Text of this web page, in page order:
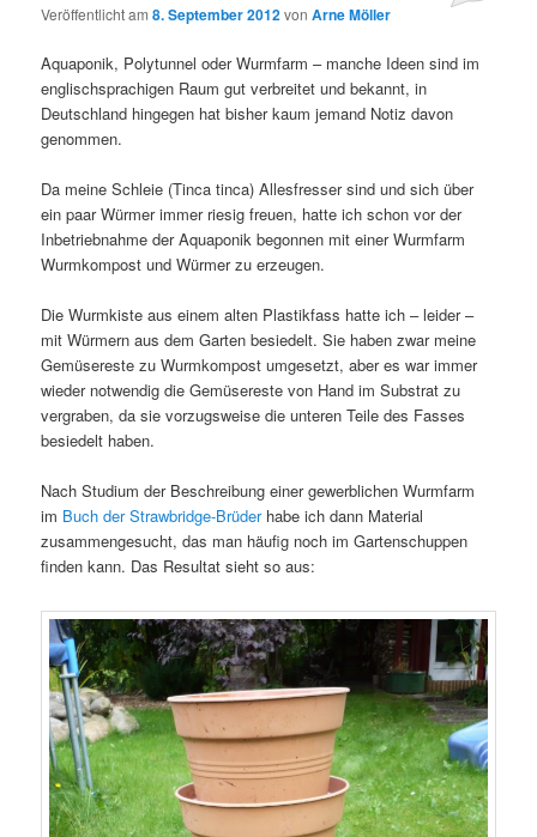
Veröffentlicht am8. September 2012vonArne Möller
Aquaponik, Polytunnel oder Wurmfarm – manche Ideen sind im
englischsprachigen Raum gut verbreitet und bekannt, in
Deutschland hingegen hat bisher kaum jemand Notiz davon
genommen.
Da meine Schleie (Tinca tinca) Allesfresser sind und sich über
ein paar Würmer immer riesig freuen, hatte ich schon vor der
Inbetriebnahme der Aquaponik begonnen mit einer Wurmfarm
Wurmkompost und Würmer zu erzeugen.
Die Wurmkiste aus einem alten Plastikfass hatte ich – leider –
mit Würmern aus dem Garten besiedelt. Sie haben zwar meine
Gemüsereste zu Wurmkompost umgesetzt, aber es war immer
wieder notwendig die Gemüsereste von Hand im Substrat zu
vergraben, da sie vorzugsweise die unteren Teile des Fasses
besiedelt haben.
Nach Studium der Beschreibung einer gewerblichen Wurmfarm
im Buch der Strawbridge-Brüder habe ich dann Material
zusammengesucht, das man häufig noch im Gartenschuppen
finden kann. Das Resultat sieht so aus: